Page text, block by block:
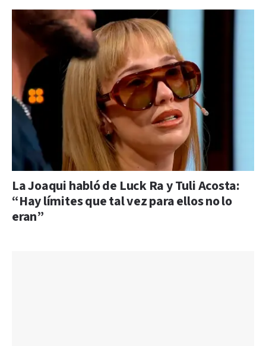
La Joaqui habló de Luck Ra y Tuli Acosta:
“Hay límites que tal vez para ellos no lo
eran”